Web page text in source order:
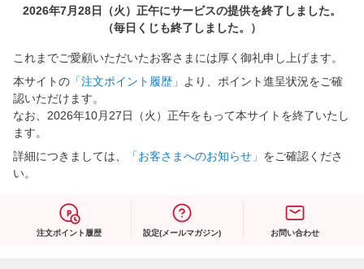
2026年7月28日（火）正午にサービスの提供を終了しました。
（毎日くじも終了しました。）
これまでご愛顧いただいたお客さまには厚く御礼申し上げます。
本サイトの 「注文ポイント履歴」
より、ポイント進呈状況をご確
認いただけます。
なお、2026年10月27日（火）正午をもって本サイトを終了いたし
ます。
詳細につきましては、
「お客さまへのお知らせ」 をご確認くださ
い。
注文ポイント履歴 設定(メールマガジン) お問い合わせ